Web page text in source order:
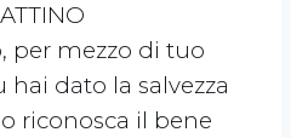
per mezzo di tuo
dato la salvezza
riconosca il bene